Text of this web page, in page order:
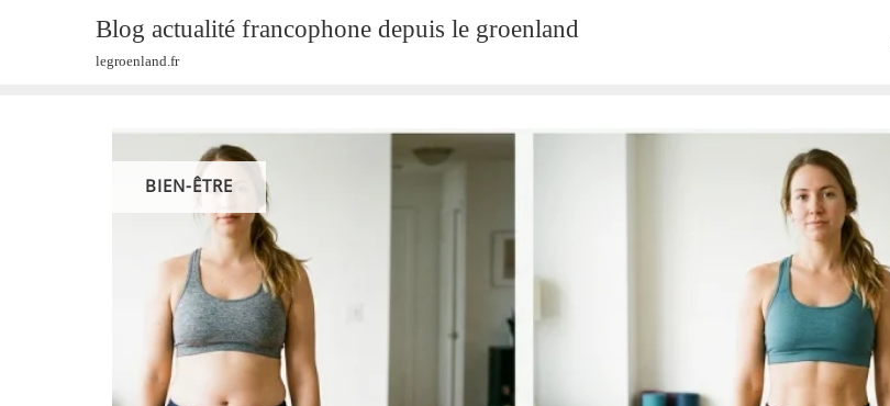
Blog actualité francophone depuis le groenland
legroenland.fr
BIEN-ÊTRE